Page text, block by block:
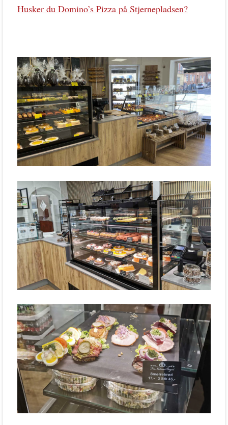
Husker du Domino’s Pizza på Stjernepladsen?